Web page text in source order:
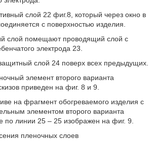
слой 22 фиг.8, который через окно в
с поверхностью изделия.
слой помещают проводящий слой с
электрода 23.
слой 24 поверх всех предыдущих.
элемент второго варианта
приведен на фиг. 8 и 9.
на фрагмент обогреваемого изделия с
элементом второго варианта
по линии 25 – 25 изображен на фиг. 9.
пленочных слоев